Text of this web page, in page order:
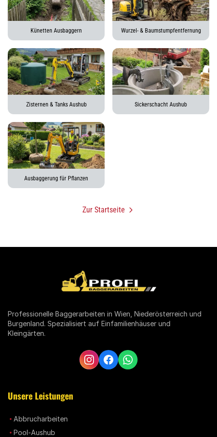
Künetten Ausbaggern Wurzel- & Baumstumpfentfernung
Zisternen & Tanks Aushub Sickerschacht Aushub
Ausbaggerung für Pflanzen
Zur Startseite
Professionelle Baggerarbeiten in Wien, Niederösterreich und
Burgenland. Spezialisiert auf Einfamilienhäuser und
Kleingärten.
Unsere Leistungen
Abbrucharbeiten
Pool-Aushub